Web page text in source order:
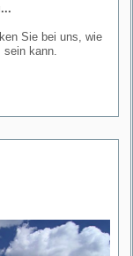
Sie bei uns, wie
kann.